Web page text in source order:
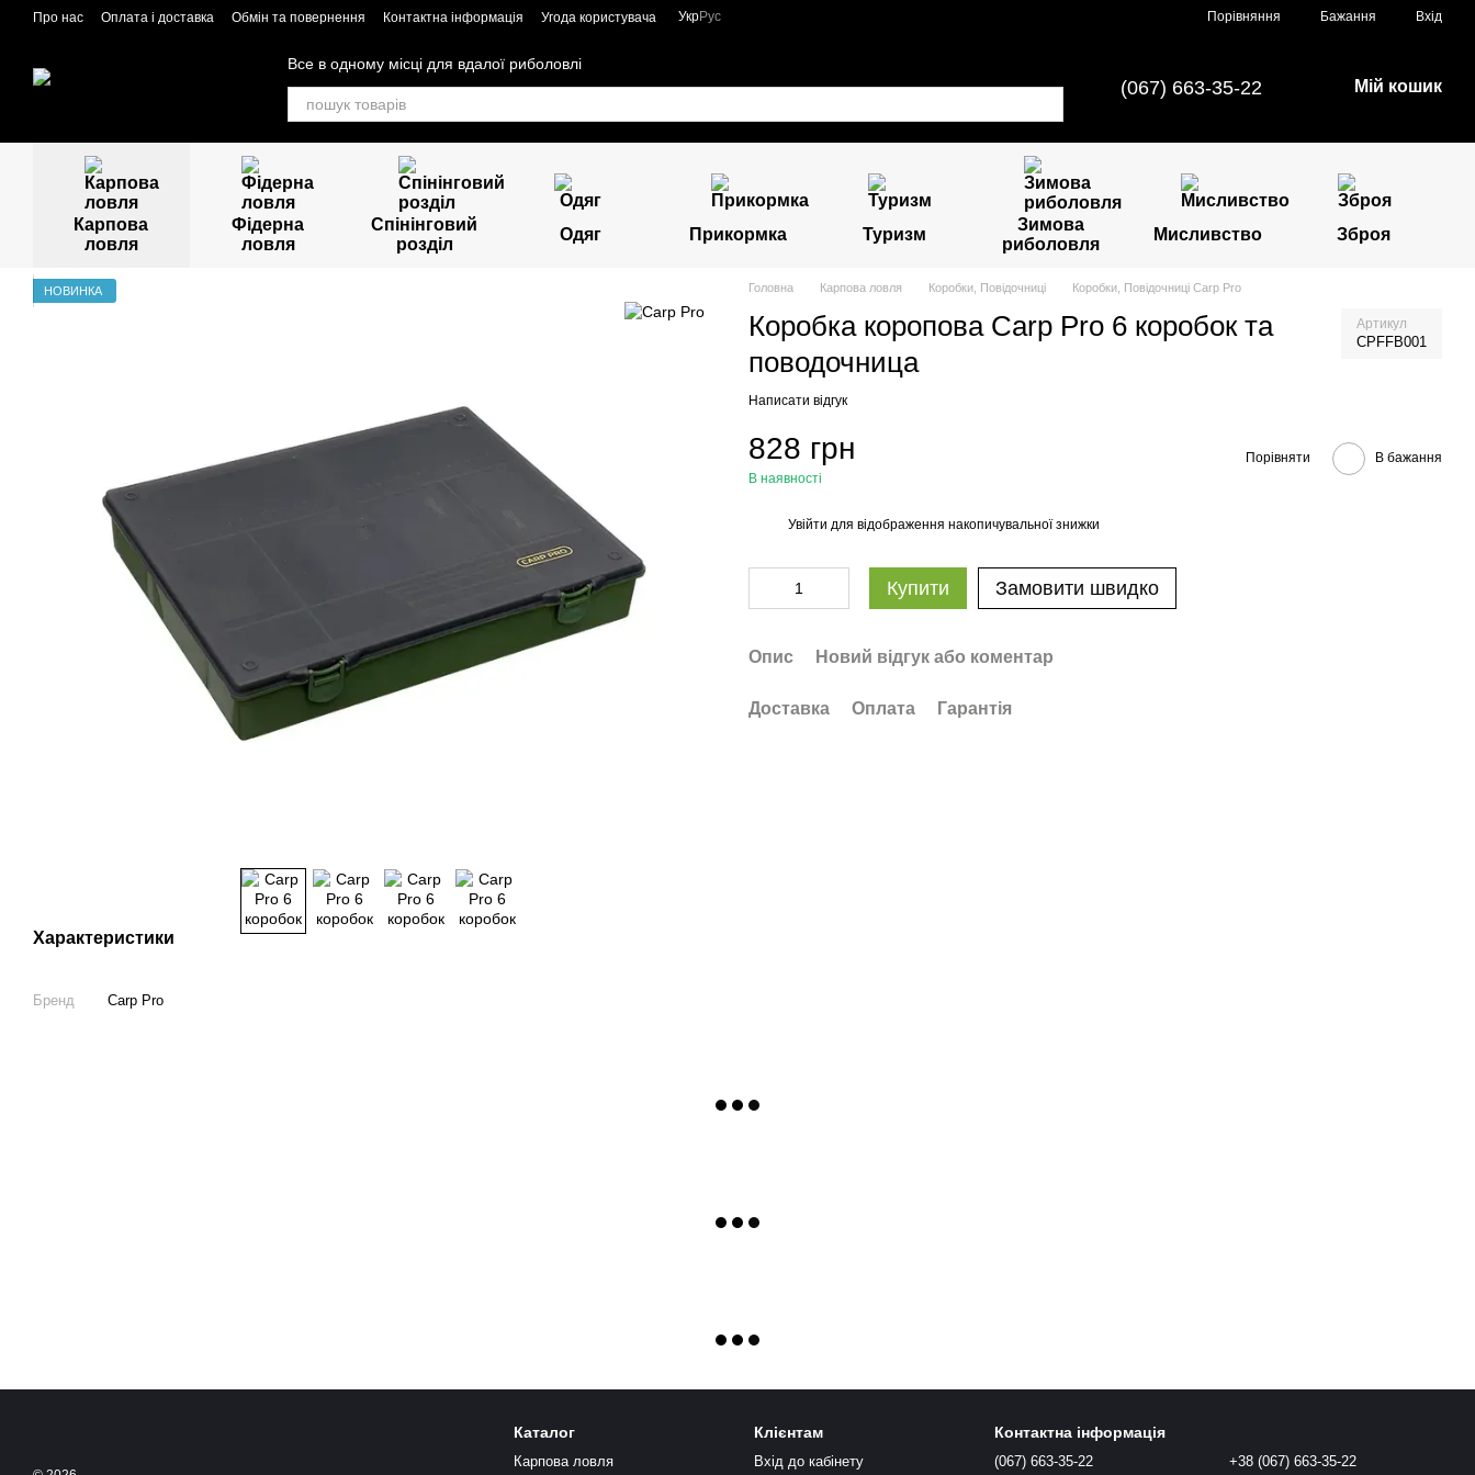
Перейти до основного контенту
Про нас Оплата і доставка Обмін та повернення Контактна інформація Угода користувача УкрРус Порівняння Бажання Вхід
Все в одному місці для вдалої риболовлі
(067) 663-35-22 Мій кошик
Карпова
ловля
Фідерна
ловля
Спінінговий
розділ
Одяг Прикормка Туризм
Зимова
риболовля
Мисливство Зброя
НОВИНКА
Характеристики
Бренд Carp Pro
Головна Карпова ловля Коробки, Повідочниці Коробки, Повідочниці Carp Pro
Коробка коропова Carp Pro 6 коробок та
поводочница
Артикул
CPFFB001
Написати відгук
828 грн
В наявності
Порівняти В бажання
Увійти для відображення накопичувальної знижки
Купити Замовити швидко
Опис Новий відгук або коментар
Доставка Оплата Гарантія
Каталог
Карпова ловля
Клієнтам
Вхід до кабінету
Контактна інформація
(067) 663-35-22 +38 (067) 663-35-22